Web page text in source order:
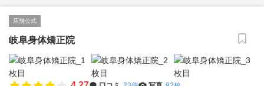
店舗公式
岐阜身体矯正院